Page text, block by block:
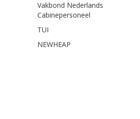
Vakbond Nederlands
Cabinepersoneel
TUI
NEWHEAP